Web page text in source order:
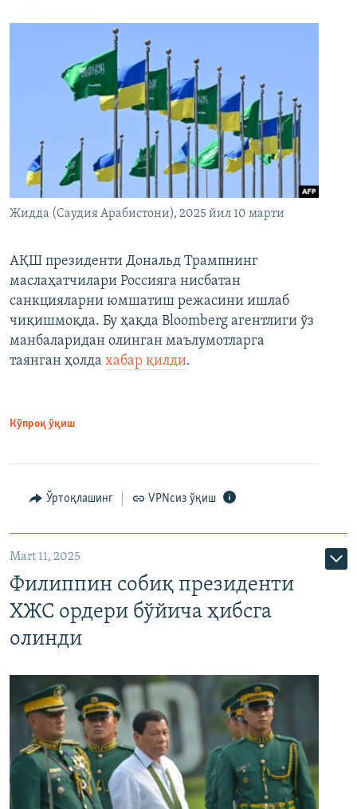
Жидда (Саудия Арабистони), 2025 йил 10 марти
АҚШ президенти Дональд Трампнинг
маслаҳатчилари Россияга нисбатан
санкцияларни юмшатиш режасини ишлаб
чиқишмоқда. Бу ҳақда Bloomberg агентлиги ўз
манбаларидан олинган маълумотларга
таянган ҳолда хабар қилди.
Кўпроқ ўқиш
Ўртоқлашинг VPNсиз ўқиш
Mart 11, 2025
Филиппин собиқ президенти
ХЖС ордери бўйича ҳибсга
олинди